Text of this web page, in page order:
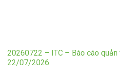
20260722 – ITC – Báo cáo
22/07/2026